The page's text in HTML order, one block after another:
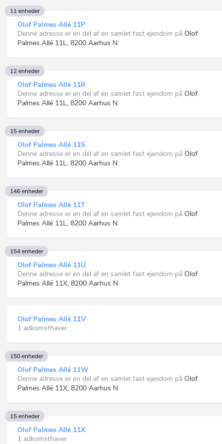
11 enheder
Olof Palmes Allé 11P
Denne adresse er en del af en samlet fast ejendom på Olof
Palmes Allé 11L, 8200 Aarhus N.
12 enheder
Olof Palmes Allé 11R
Denne adresse er en del af en samlet fast ejendom på Olof
Palmes Allé 11L, 8200 Aarhus N.
15 enheder
Olof Palmes Allé 11S
Denne adresse er en del af en samlet fast ejendom på Olof
Palmes Allé 11L, 8200 Aarhus N.
146 enheder
Olof Palmes Allé 11T
Denne adresse er en del af en samlet fast ejendom på Olof
Palmes Allé 11L, 8200 Aarhus N.
154 enheder
Olof Palmes Allé 11U
Denne adresse er en del af en samlet fast ejendom på Olof
Palmes Allé 11X, 8200 Aarhus N.
Olof Palmes Allé 11V
1 adkomsthaver
150 enheder
Olof Palmes Allé 11W
Denne adresse er en del af en samlet fast ejendom på Olof
Palmes Allé 11X, 8200 Aarhus N.
15 enheder
Olof Palmes Allé 11X
1 adkomsthaver